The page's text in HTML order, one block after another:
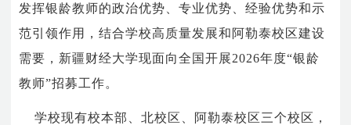
发挥银龄教师的政治优势、专业优势、经验优势和示
范引领作用，结合学校高质量发展和阿勒泰校区建设
需要，新疆财经大学现面向全国开展2026年度“银龄
教师”招募工作。
学校现有校本部、北校区、阿勒泰校区三个校区，